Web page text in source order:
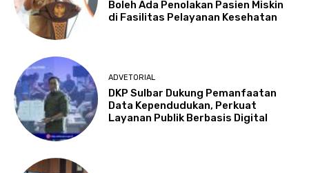
Boleh Ada Penolakan Pasien Miskin
di Fasilitas Pelayanan Kesehatan
ADVETORIAL
DKP Sulbar Dukung Pemanfaatan
Data Kependudukan, Perkuat
Layanan Publik Berbasis Digital